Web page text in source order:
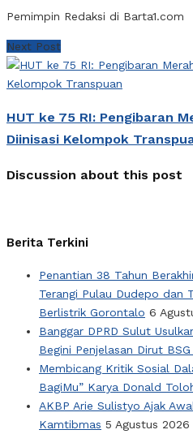
Pemimpin Redaksi di Barta1.com
Next Post
HUT ke 75 RI: Pengibaran
Diinisasi Kelompok
Discussion about this post
Berita Terkini
Penantian 38 Tahun
Terangi Pulau Dudepo dan
Berlistrik Gorontalo 6
Banggar DPRD Sulut
Begini Penjelasan Dirut BSG
Membicang Kritik Sosial
BagiMu” Karya Donald
AKBP Arie Sulistyo Ajak
Kamtibmas 5 Agustus 2026